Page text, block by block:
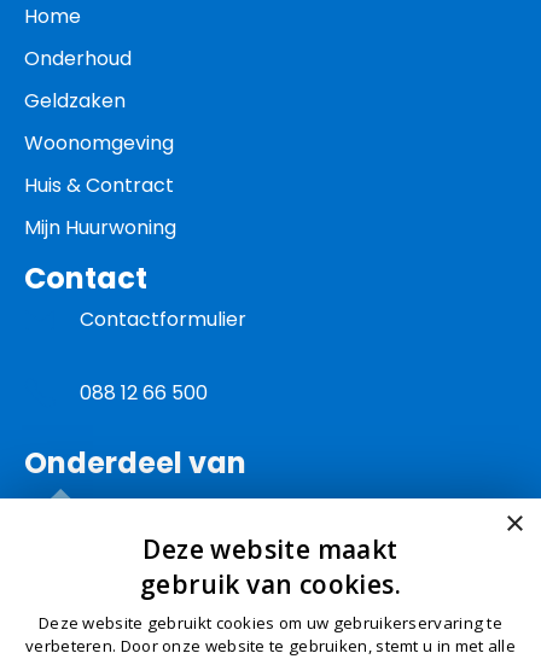
Home
Onderhoud
Geldzaken
Woonomgeving
Huis & Contract
Mijn Huurwoning
Contact
Contactformulier
088 12 66 500
Onderdeel van
© Schep 2026 Algemene Voorwaarden Privacy
×
Deze website maakt
gebruik van cookies.
Deze website gebruikt cookies om uw gebruikerservaring te
verbeteren. Door onze website te gebruiken, stemt u in met alle